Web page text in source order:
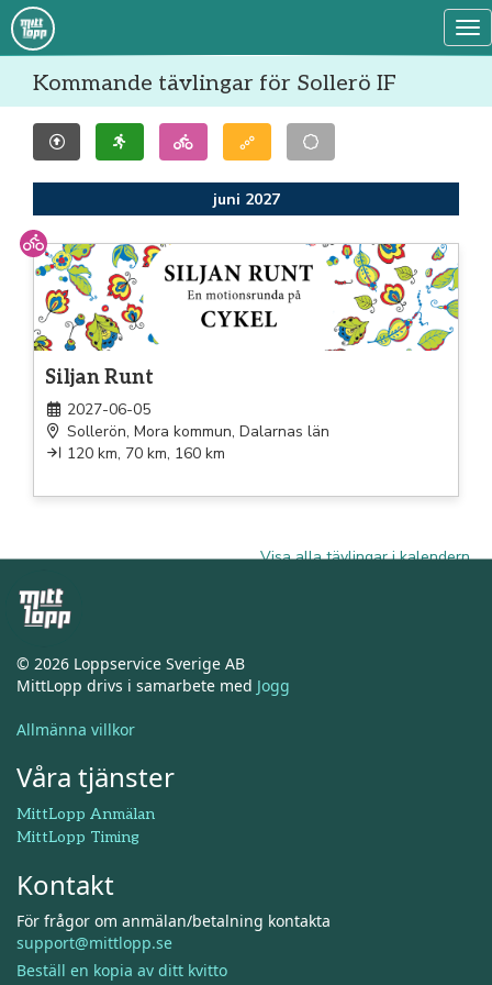
Kommande tävlingar för Sollerö IF
juni 2027
Cykel
Siljan Runt
2027-06-05
Sollerön, Mora kommun, Dalarnas län
120 km, 70 km, 160 km
Visa alla tävlingar i kalendern
© 2026 Loppservice Sverige AB
MittLopp drivs i samarbete med Jogg
Allmänna villkor
Våra tjänster
MittLopp Anmälan
MittLopp Timing
Kontakt
För frågor om anmälan/betalning kontakta
support@mittlopp.se
Beställ en kopia av ditt kvitto